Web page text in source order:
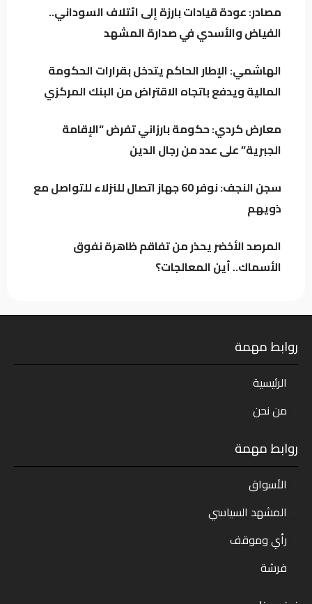
سجن النجف: نوفر 60 جهاز اتصال للنزلاء للتواصل
مع ذويهم
المرصد الأخضر يحذر من تفاقم ظاهرة نفوق
السوق النفطي
مصادر: عودة قيادات بارزة إلى ائتلاف السوداني..
الفياض والأسدي في صدارة المشهد
الهاشمي: الإطار الحاكم يتدخل بقرارات الحكومة
المالية ويدفع باتجاه الاقتراض من البنك المركزي
معارض كردي: حكومة بارزاني تفرض “الإقامة
الجبرية” على عدد من رجال الدين
سجن النجف: نوفر 60 جهاز اتصال للنزلاء للتواصل مع
ذويهم
المرصد الأخضر يحذر من تفاقم ظاهرة نفوق
الأسماك.. أين المعالجات؟
روابط مهمة
الرئيسية
من نحن
روابط مهمة
الأسواق
المشهد السياسي
رأي وموقف
فرشة